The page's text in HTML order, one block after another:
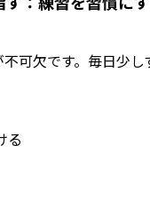
可欠です。毎日少
る